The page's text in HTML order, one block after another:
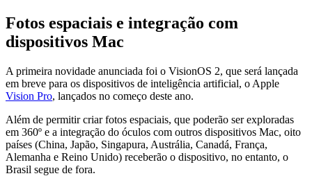
Fotos espaciais e integração com
dispositivos Mac
A primeira novidade anunciada foi o VisionOS 2, que será lançada
em breve para os dispositivos de inteligência artificial, o Apple
Vision Pro, lançados no começo deste ano.
Além de permitir criar fotos espaciais, que poderão ser exploradas
em 360º e a integração do óculos com outros dispositivos Mac, oito
países (China, Japão, Singapura, Austrália, Canadá, França,
Alemanha e Reino Unido) receberão o dispositivo, no entanto, o
Brasil segue de fora.